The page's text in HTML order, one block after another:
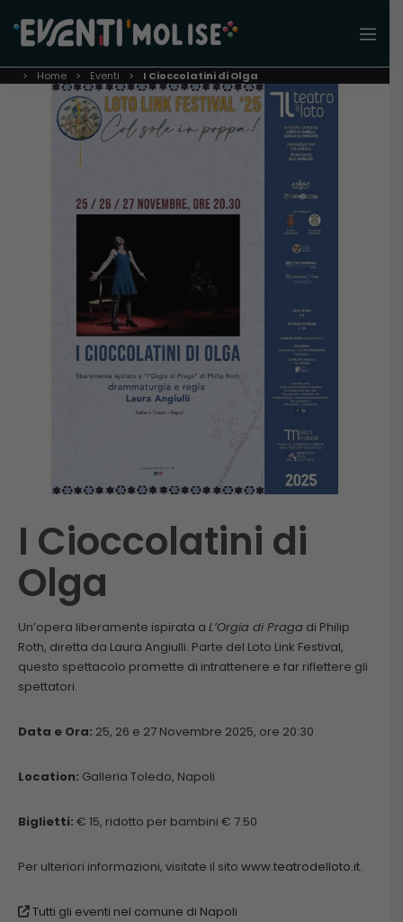
Home Eventi I Cioccolatini di Olga
I Cioccolatini di
Olga
Un’opera liberamente ispirata a L’Orgia di Praga di Philip
Roth, diretta da Laura Angiulli. Parte del Loto Link Festival,
questo spettacolo promette di intrattenere e far riflettere gli
spettatori.
Data e Ora: 25, 26 e 27 Novembre 2025, ore 20:30
Location: Galleria Toledo, Napoli
Biglietti: € 15, ridotto per bambini € 7.50
Per ulteriori informazioni, visitate il sito www.teatrodelloto.it.
Tutti gli eventi nel comune di Napoli